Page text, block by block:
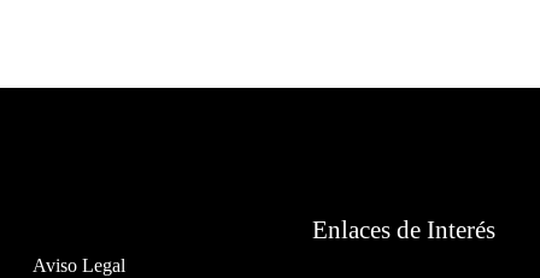
Enlaces de Interés
Aviso Legal